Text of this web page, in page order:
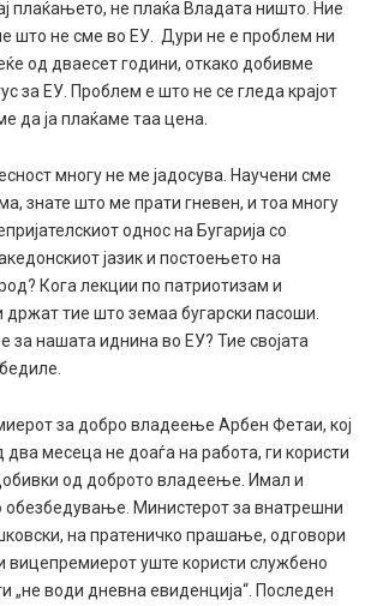
плаќањето, не плаќа Владата ништо. Ние
што не сме во ЕУ. Дури не е проблем ни
од дваесет години, откако добивме
за ЕУ. Проблем е што не се гледа крајот
да ја плаќаме таа цена.
многу не ме јадосува. Научени сме
знате што ме прати гневен, и тоа многу
однос на Бугарија со
јазик и постоењето на
Кога лекции по патриотизам и
тие што земаа бугарски пасоши.
за нашата иднина во ЕУ? Тие својата
за добро владеење Арбен Фетаи, кој
два месеца не доаѓа на работа, ги користи
од доброто владеење. Имал и
обезбедување. Министерот за внатрешни
на пратеничко прашање, одговори
вицепремиерот уште користи службено
„не води дневна евиденција“. Последен